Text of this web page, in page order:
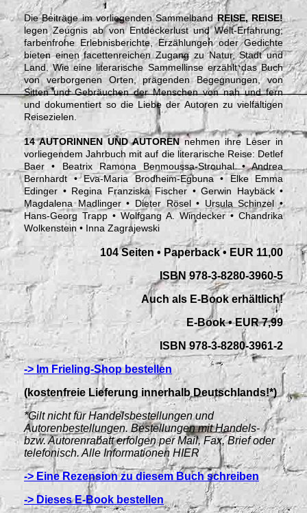
Die Beiträge im vorliegenden SammelbandREISE, REISE!
legen Zeugnis ab von Entdeckerlust und Welt-Erfahrung;
farbenfrohe Erlebnisberichte, Erzählungen oder Gedichte
bieten einen facettenreichen Zugang zu Natur, Stadt und
Land. Wie eine literarische Sammellinse erzählt das Buch
von verborgenen Orten, prägenden Begegnungen, von
Sitten und Gebräuchen der Menschen von nah und fern
und dokumentiert so die Liebe der Autoren zu vielfältigen
Reisezielen.
14 AUTORINNEN UND AUTORENnehmen ihre Leser in
vorliegendem Jahrbuch mit auf die literarische Reise: Detlef
Baer • Beatrix Ramona Benmoussa-Strouhal • Andrea
Bernhardt • Eva-Maria Brodheim-Egbuna • Elke Emma
Edinger • Regina Franziska Fischer • Gerwin Haybäck •
Magdalena Madlinger • Dieter Rösel • Ursula Schinzel •
Hans-Georg Trapp • Wolfgang A. Windecker • Chandrika
Wolkenstein • Inna Zagrajewski
104 Seiten • Paperback • EUR 11,00
ISBN 978-3-8280-3960-5
Auch als E-Book erhältlich!
E-Book • EUR 7,99
ISBN 978-3-8280-3961-2
-> Im Frieling-Shop bestellen
(kostenfreie Lieferung innerhalb Deutschlands!*)
*Gilt nicht für Handelsbestellungen und
Autorenbestellungen. Bestellungen mit Handels-
bzw. Autorenrabatt erfolgen per Mail, Fax, Brief oder
telefonisch. Alle Informationen HIER
-> Eine Rezension zu diesem Buch schreiben
-> Dieses E-Book bestellen